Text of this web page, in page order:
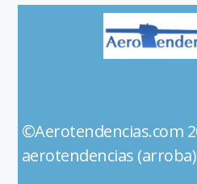
aerotendencias